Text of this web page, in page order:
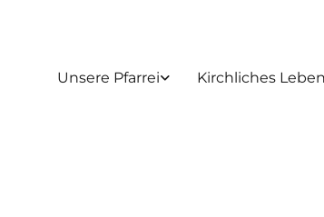
Unsere Pfarrei Kirchliches Leben